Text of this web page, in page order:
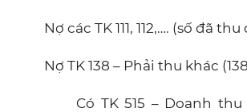
Nợ các TK 111, 112,…. (số đã
Nợ TK 138 – Phải thu khác
Có TK 515 – Doanh